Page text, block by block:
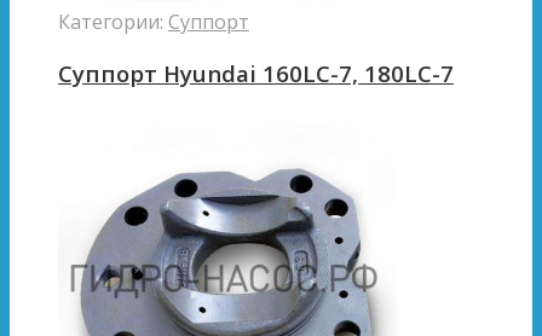
Категории: Суппорт
Суппорт Hyundai 160LC-7, 180LC-7